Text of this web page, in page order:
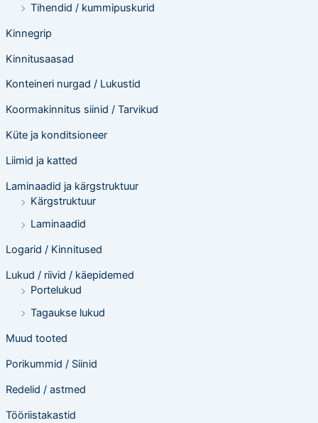
Tihendid / kummipuskurid
Kinnegrip
Kinnitusaasad
Konteineri nurgad / Lukustid
Koormakinnitus siinid / Tarvikud
Küte ja konditsioneer
Liimid ja katted
Laminaadid ja kärgstruktuur
Kärgstruktuur
Laminaadid
Logarid / Kinnitused
Lukud / riivid / käepidemed
Portelukud
Tagaukse lukud
Muud tooted
Porikummid / Siinid
Redelid / astmed
Tööriistakastid